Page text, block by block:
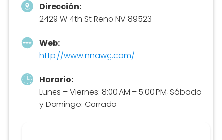
Dirección:
2429 W 4th St Reno NV 89523
Web:
http://www.nnawg.com/
Horario:
Lunes – Viernes: 8:00 AM – 5:00 PM, Sábado
y Domingo: Cerrado